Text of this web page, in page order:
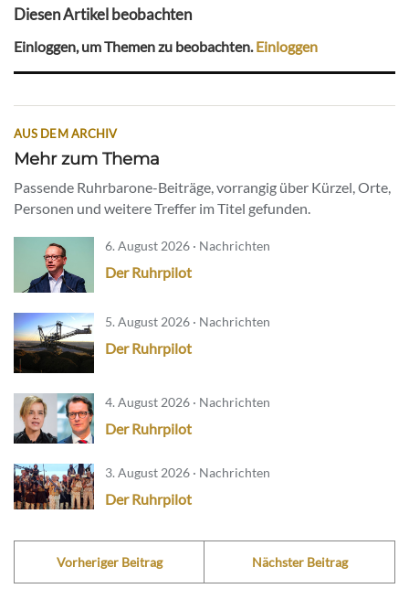
Diesen Artikel beobachten
Einloggen, um Themen zu beobachten.Einloggen
AUS DEM ARCHIV
Mehr zum Thema
Passende Ruhrbarone-Beiträge, vorrangig über Kürzel, Orte,
Personen und weitere Treffer im Titel gefunden.
6. August 2026 · Nachrichten
Der Ruhrpilot
5. August 2026 · Nachrichten
Der Ruhrpilot
4. August 2026 · Nachrichten
Der Ruhrpilot
3. August 2026 · Nachrichten
Der Ruhrpilot
Vorheriger Beitrag Nächster Beitrag